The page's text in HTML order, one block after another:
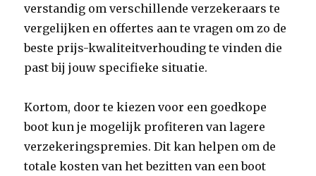
verstandig om verschillende verzekeraars te
vergelijken en offertes aan te vragen om zo de
beste prijs-kwaliteitverhouding te vinden die
past bij jouw specifieke situatie.
Kortom, door te kiezen voor een goedkope
boot kun je mogelijk profiteren van lagere
verzekeringspremies. Dit kan helpen om de
totale kosten van het bezitten van een boot